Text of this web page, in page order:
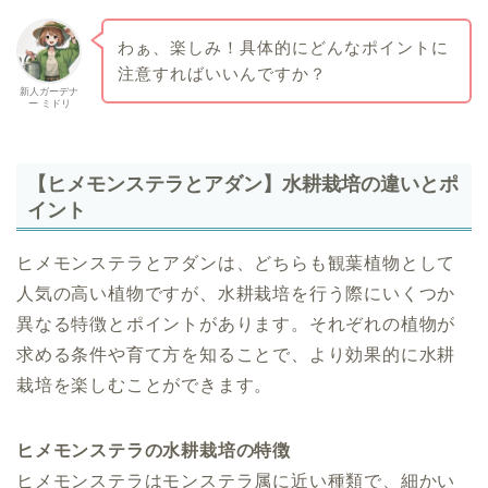
新人ガーデナ
ー ミドリ
わぁ、楽しみ！具体的にどんなポイントに
注意すればいいんですか？
【ヒメモンステラとアダン】水耕栽培の違いとポ
イント
ヒメモンステラとアダンは、どちらも観葉植物として
人気の高い植物ですが、水耕栽培を行う際にいくつか
異なる特徴とポイントがあります。それぞれの植物が
求める条件や育て方を知ることで、より効果的に水耕
栽培を楽しむことができます。
ヒメモンステラの水耕栽培の特徴
ヒメモンステラはモンステラ属に近い種類で、細かい